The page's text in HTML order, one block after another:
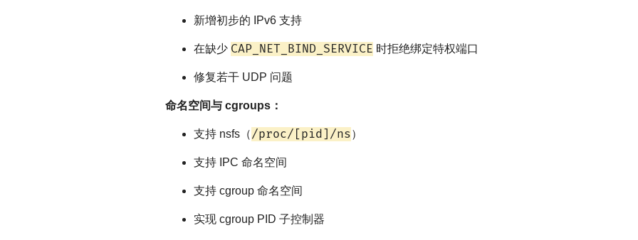
新增初步的 IPv6 支持
在缺少 CAP_NET_BIND_SERVICE 时拒绝绑定特权端口
修复若干 UDP 问题
命名空间与 cgroups：
支持 nsfs（/proc/[pid]/ns）
支持 IPC 命名空间
支持 cgroup 命名空间
实现 cgroup PID 子控制器